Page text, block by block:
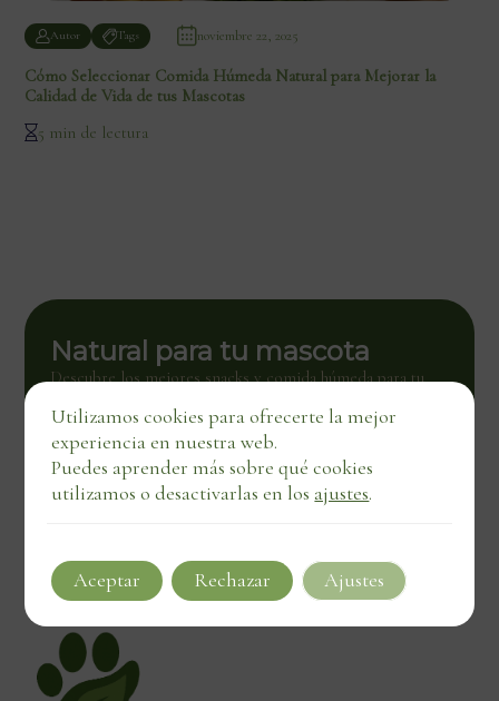
Autor Tags noviembre 22, 2025
Cómo Seleccionar Comida Húmeda Natural para Mejorar la
Calidad de Vida de tus Mascotas
5 min de lectura
Natural para tu mascota
Descubre los mejores snacks y comida húmeda para tu
negocios locales.
Ver tienda
Utilizamos cookies para ofrecerte la mejor
experiencia en nuestra web.
Puedes aprender más sobre qué cookies
utilizamos o desactivarlas en los ajustes.
Aceptar Rechazar Ajustes